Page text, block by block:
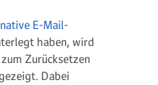
E-Mail-
haben, wird
Zurücksetzen
Dabei